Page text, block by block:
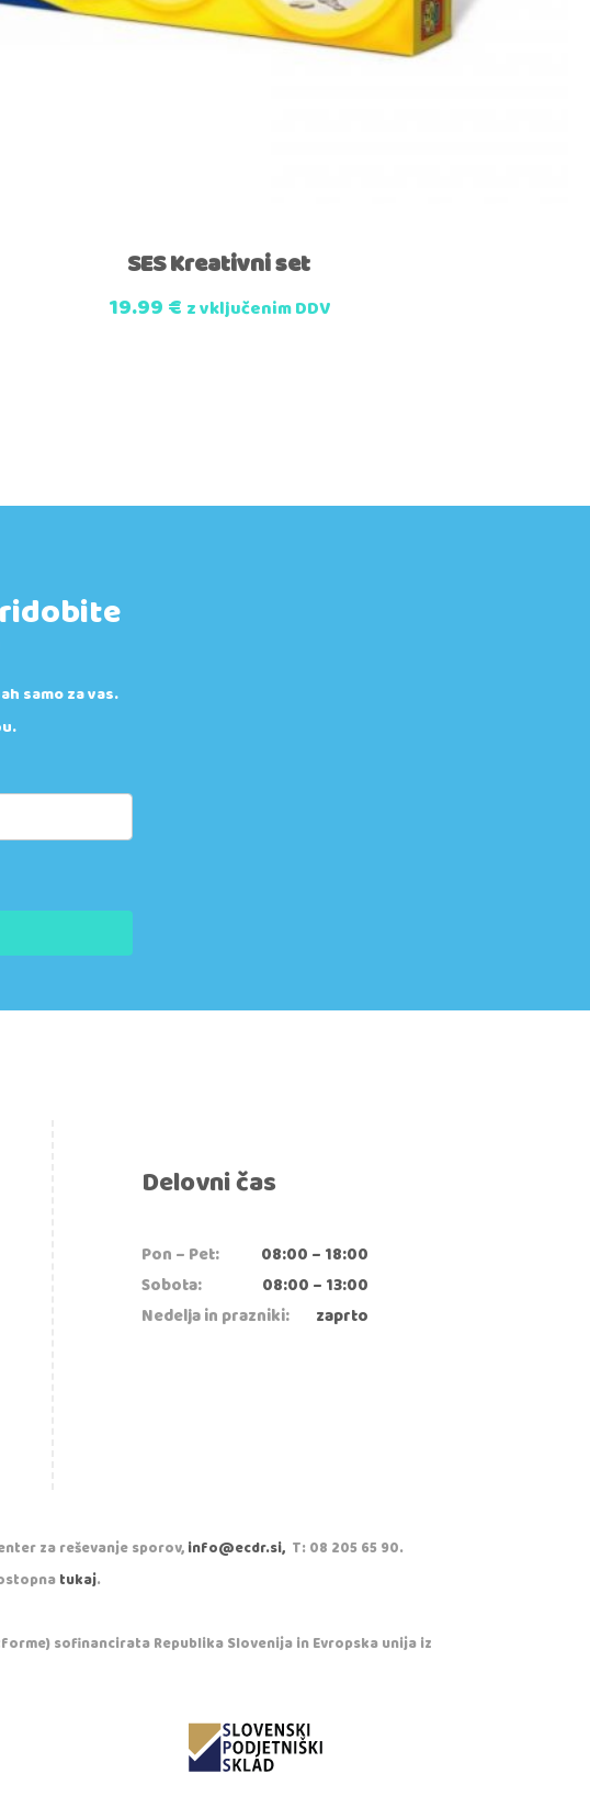
SES Kreativni set
19.99€ z vključenim DDV
samo za vas.
Delovni čas
Pon – Pet:
08:00 – 18:00
Sobota:
08:00 – 13:00
Nedelja in prazniki:
zaprto
za reševanje sporov,info@ecdr.si, T: 08 205 65 90.
tukaj.
sofinancirata Republika Slovenija in Evropska unija iz